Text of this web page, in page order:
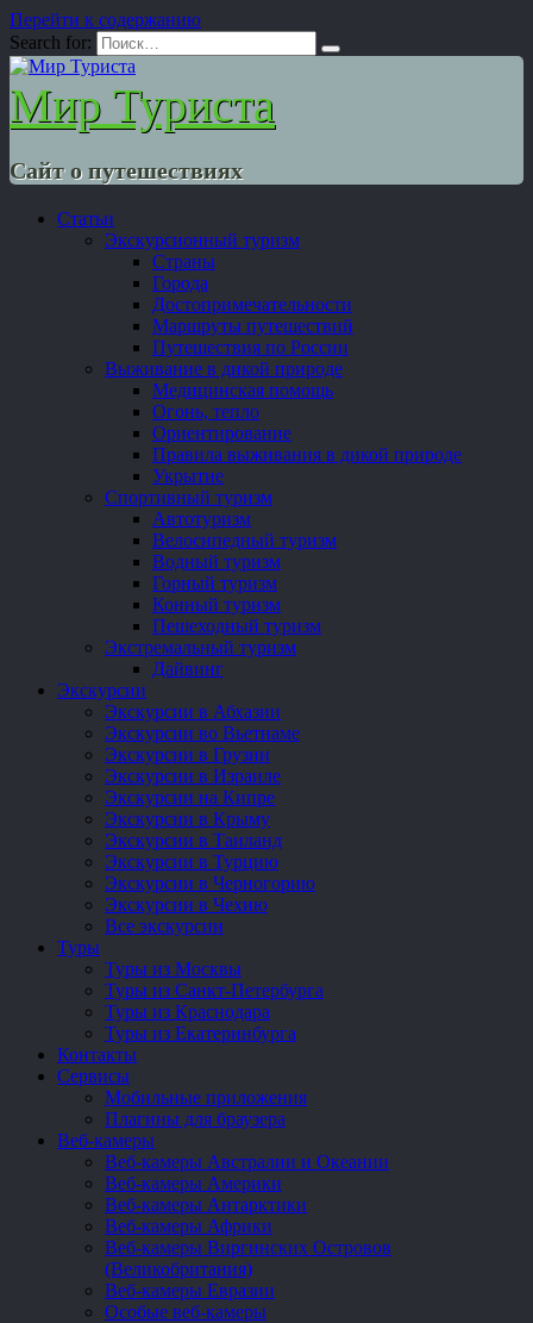
Перейти к содержанию
Search for:
Мир Туриста
Сайт о путешествиях
Статьи
Экскурсионный туризм
Страны
Города
Достопримечательности
Маршруты путешествий
Путешествия по России
Выживание в дикой природе
Медицинская помощь
Огонь, тепло
Ориентирование
Правила выживания в дикой природе
Укрытие
Спортивный туризм
Автотуризм
Велосипедный туризм
Водный туризм
Горный туризм
Конный туризм
Пешеходный туризм
Экстремальный туризм
Дайвинг
Экскурсии
Экскурсии в Абхазии
Экскурсии во Вьетнаме
Экскурсии в Грузии
Экскурсии в Израиле
Экскурсии на Кипре
Экскурсии в Крыму
Экскурсии в Таиланд
Экскурсии в Турцию
Экскурсии в Черногорию
Экскурсии в Чехию
Все экскурсии
Туры
Туры из Москвы
Туры из Санкт-Петербурга
Туры из Краснодара
Туры из Екатеринбурга
Контакты
Сервисы
Мобильные приложения
Плагины для браузера
Веб-камеры
Веб-камеры Австралии и Океании
Веб-камеры Америки
Веб-камеры Антарктики
Веб-камеры Африки
Веб-камеры Виргинских Островов
(Великобритания)
Веб-камеры Евразии
Особые веб-камеры